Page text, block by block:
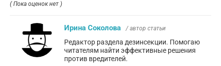
( Пока оценок нет )
Ирина Соколова / автор статьи
Редактор раздела дезинсекции. Помогаю
читателям найти эффективные решения
против вредителей.